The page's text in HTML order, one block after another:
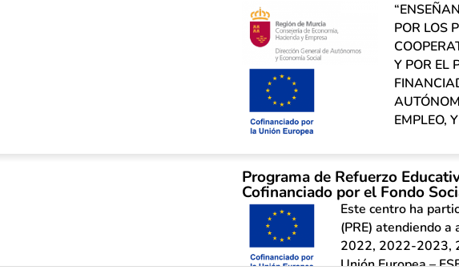
POR LOS
Y POR EL
EMPLEO,
Programa de Refuerzo
Cofinanciado por el Fondo
Este centro ha
(PRE) atendiendo
2022, 2022-2023,
Unión Europea –